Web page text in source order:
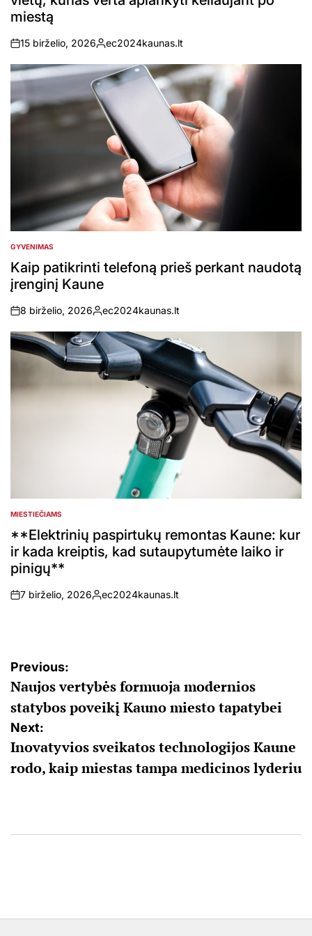
miestą
on
15 birželio, 2026
Posted
by
ec2024kaunas.lt
POSTED
IN
GYVENIMAS
Kaip patikrinti telefoną prieš perkant naudotą
įrenginį Kaune
on
8 birželio, 2026
Posted
by
ec2024kaunas.lt
POSTED
MIESTIEČIAMS
**Elektrinių paspirtukų remontas Kaune: kur
ir kada kreiptis, kad sutaupytumėte laiko ir
pinigų**
on
7 birželio, 2026
Posted
ec2024kaunas.lt
Navigacija
tarp
įrašų
Previous:
Naujos vertybės formuoja modernios
statybos poveikį Kauno miesto tapatybei
Next:
Inovatyvios sveikatos technologijos Kaune
rodo, kaip miestas tampa medicinos lyderiu